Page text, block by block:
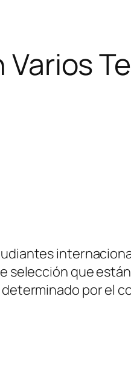
selección que
por el